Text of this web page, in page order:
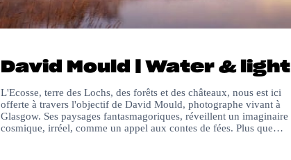
David Mould | Water & light
L'Ecosse, terre des Lochs, des forêts et des châteaux, nous est ici
offerte à travers l'objectif de David Mould, photographe vivant à
Glasgow. Ses paysages fantasmagoriques, réveillent un imaginaire
cosmique, irréel, comme un appel aux contes de fées. Plus que…